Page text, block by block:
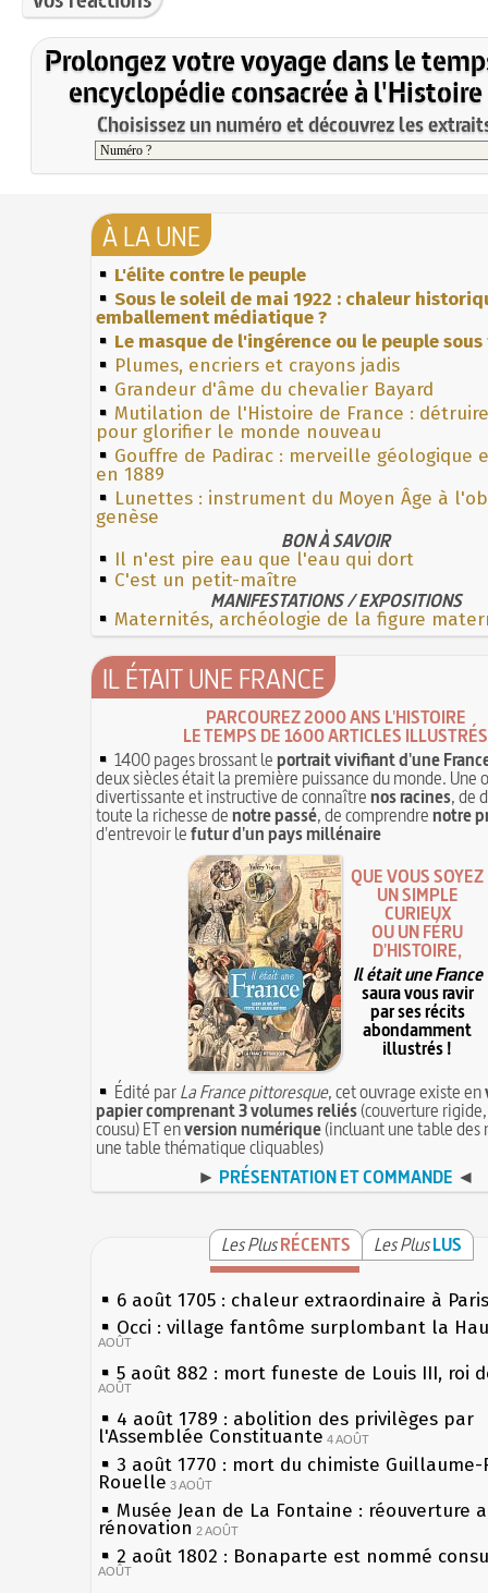
Prolongez votre voyage dans le
encyclopédie consacrée à l'Histoire
Choisissez un numéro et découvrez les
À LA UNE
L'élite contre le peuple
Sous le soleil de mai 1922 : chaleur
emballement médiatique ?
Le masque de l'ingérence ou le peuple
Plumes, encriers et crayons jadis
Grandeur d'âme du chevalier Bayard
Mutilation de l'Histoire de France :
pour glorifier le monde nouveau
Gouffre de Padirac : merveille géologique
en 1889
Lunettes : instrument du Moyen Âge à
genèse
BON À SAVOIR
Il n'est pire eau que l'eau qui dort
C'est un petit-maître
MANIFESTATIONS / EXPOSITIONS
Maternités, archéologie de la figure
IL ÉTAIT UNE FRANCE
PARCOUREZ 2000 ANS L'HISTOIRE
LE TEMPS DE 1600 ARTICLES ILLUSTRÉS
1400 pages brossant leportrait vivifiant d'une
deux siècles était la première puissance du monde. Une
divertissante et instructive de connaîtrenos racines, de
toute la richesse denotre passé, de comprendrenotre
d'entrevoir lefutur d'un pays millénaire
QUE VOUS SOYEZ
UN SIMPLE
CURIEUX
OU UN FÉRU
D'HISTOIRE,
Il était une France
saura vous ravir
par ses récits
abondamment
illustrés !
Édité parLa France pittoresque, cet ouvrage existe en
papier comprenant 3 volumes reliés(couverture
cousu) ET enversion numérique(incluant une table des
une table thématique cliquables)
► PRÉSENTATION ET COMMANDE ◄
Les PlusRÉCENTS Les PlusLUS
6 août 1705 : chaleur extraordinaire à Paris
Occi : village fantôme surplombant la
AOÛT
5 août 882 : mort funeste de Louis III, roi
AOÛT
4 août 1789 : abolition des privilèges par
l'Assemblée Constituante 4 AOÛT
3 août 1770 : mort du chimiste Guillaume-
Rouelle 3 AOÛT
Musée Jean de La Fontaine : réouverture
rénovation 2 AOÛT
2 août 1802 : Bonaparte est nommé
AOÛT